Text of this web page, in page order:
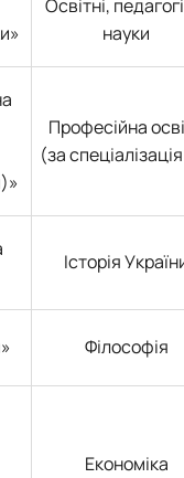
Освітні,
науки
Професійна
(за
Історія
Філософія
Економіка